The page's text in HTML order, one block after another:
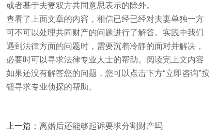
或者基于夫妻双方共同意思表示的除外。
查看了上面文章的内容，相信已经已经对夫妻单独一方
可不可以处理共同财产的问题进行了解答。实践中我们
遇到法律方面的问题时，需要沉着冷静的面对并解决，
必要时可以寻求法律专业人士的帮助。阅读完上文内容
如果还没有解答您的问题，您可以点击下方“立即咨询”按
钮寻求专业侦探的帮助。
上一篇：离婚后还能够起诉要求分割财产吗